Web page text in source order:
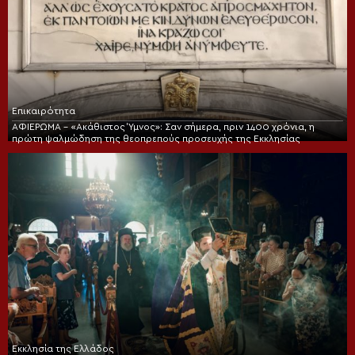
Επικαιρότητα
ΑΦΙΕΡΩΜΑ – «Ακάθιστος Ύμνος»: Σαν σήμερα, πριν 1400 χρόνια, η
πρώτη ψαλμώδηση της θεοπρεπούς προσευχής της Εκκλησίας
Εκκλησία της Ελλάδος